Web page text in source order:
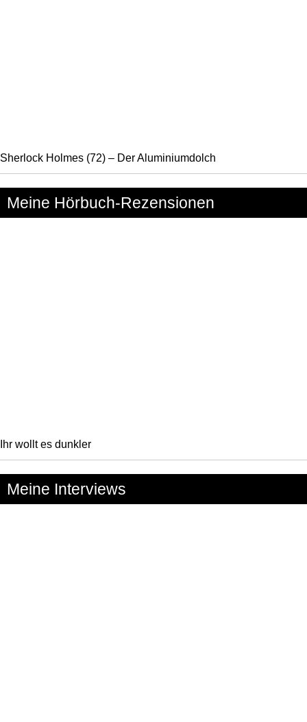
Sherlock Holmes (72) – Der Aluminiumdolch
Meine Hörbuch-Rezensionen
Ihr wollt es dunkler
Meine Interviews